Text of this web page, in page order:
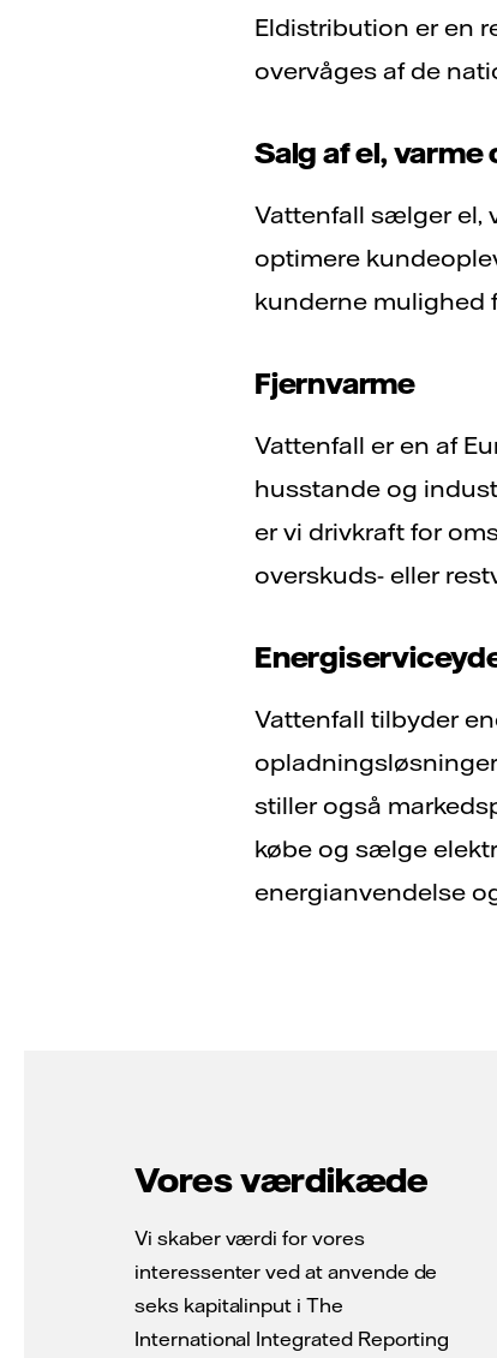
Eldistribution er en
overvåges af de
Salg af el, varme
Vattenfall sælger el,
optimere
kunderne mulighed
Fjernvarme
Vattenfall er en af
husstande og
er vi drivkraft for
overskuds- eller
Vattenfall tilbyder
stiller også
købe og sælge
energianvendelse
Vores værdikæde
Vi skaber værdi for vores
interessenter ved at anvende de
seks kapitalinput i The
International Integrated Reporting